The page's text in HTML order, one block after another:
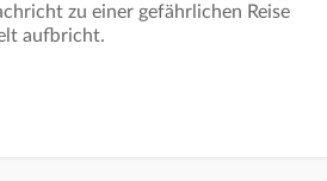
zu einer gefährlichen Reise
aufbricht.